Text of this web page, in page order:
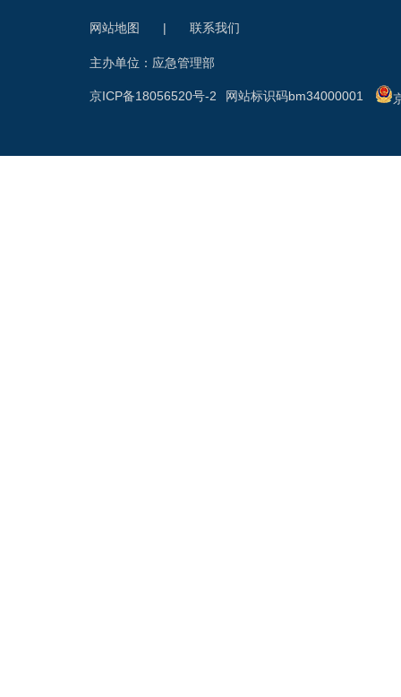
网站地图 | 联系我们
主办单位：应急管理部
网站标识码bm34000001
京ICP备18056520号-2